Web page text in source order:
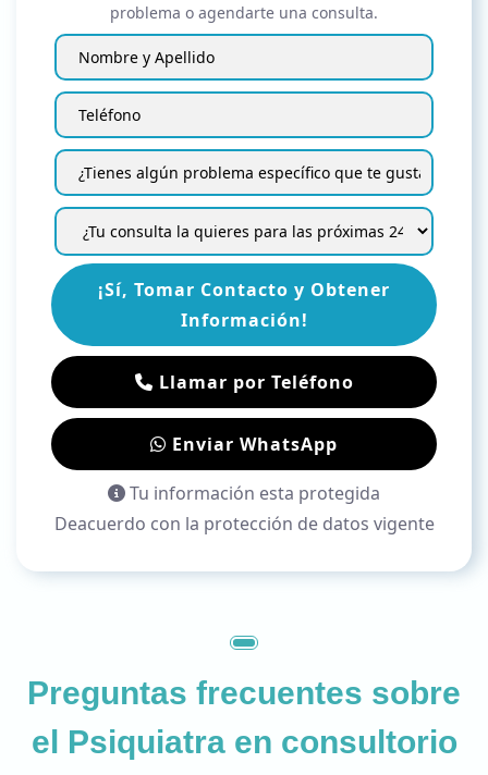
problema o agendarte una consulta.
¡Sí, Tomar Contacto y Obtener
Información!
Llamar por Teléfono
Enviar WhatsApp
Tu información esta protegida
Deacuerdo con la protección de datos vigente
Preguntas frecuentes sobre
el Psiquiatra en consultorio